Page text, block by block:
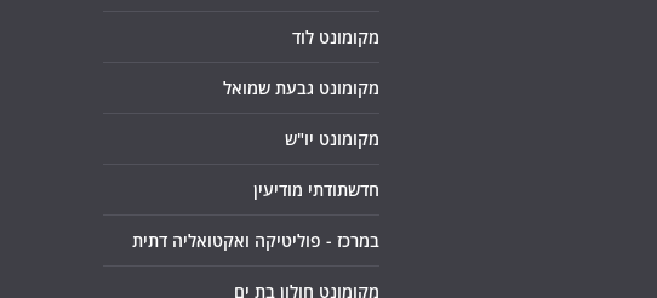
מקומונט לוד
מקומונט גבעת שמואל
מקומונט יו"ש
חדשתודתי מודיעין
במרכז - פוליטיקה ואקטואליה דתית
מקומונט חולון בת ים